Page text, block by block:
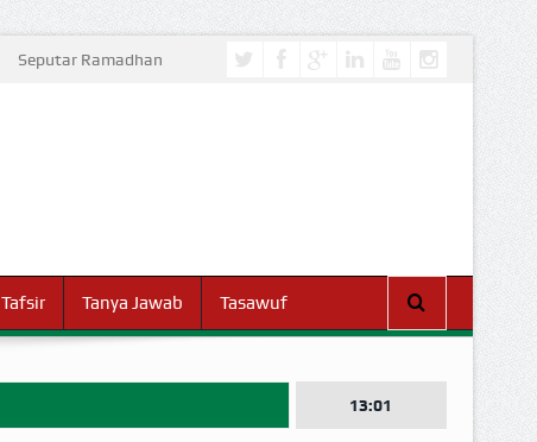
Seputar Ramadhan
Tafsir Tanya Jawab Tasawuf
13:01